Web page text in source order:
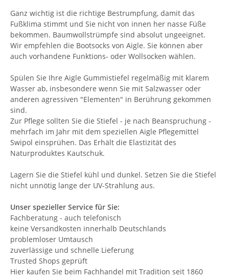
Ganz wichtig ist die richtige Bestrumpfung, damit das
Fußklima stimmt und Sie nicht von innen her nasse Füße
bekommen. Baumwollstrümpfe sind absolut ungeeignet.
Wir empfehlen die Bootsocks von Aigle. Sie können aber
auch vorhandene Funktions- oder Wollsocken wählen.
Spülen Sie Ihre Aigle Gummistiefel regelmäßig mit klarem
Wasser ab, insbesondere wenn Sie mit Salzwasser oder
anderen agressiven "Elementen" in Berührung gekommen
sind.
Zur Pflege sollten Sie die Stiefel - je nach Beanspruchung -
mehrfach im Jahr mit dem speziellen Aigle Pflegemittel
Swipol einsprühen. Das Erhält die Elastizität des
Naturproduktes Kautschuk.
Lagern Sie die Stiefel kühl und dunkel. Setzen Sie die Stiefel
nicht unnötig lange der UV-Strahlung aus.
Unser spezieller Service für Sie:
Fachberatung - auch telefonisch
keine Versandkosten innerhalb Deutschlands
problemloser Umtausch
zuverlässige und schnelle Lieferung
Trusted Shops geprüft
Hier kaufen Sie beim Fachhandel mit Tradition seit 1860